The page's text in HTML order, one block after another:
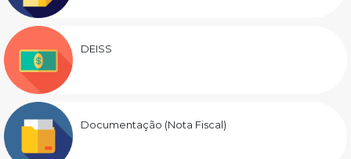
DEISS
Documentação (Nota Fiscal)